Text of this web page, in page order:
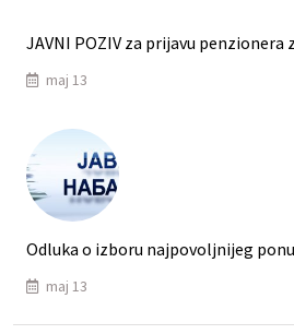
JAVNI POZIV za prijavu penzionera
maj 13
Odluka o izboru najpovoljnijeg
maj 13